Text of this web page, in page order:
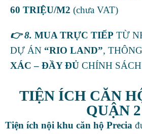
60 TRIỆU/M2 (chưa VAT)
👉 8. MUA TRỰC TIẾP TỪ
DỰ ÁN “RIO LAND”,
XÁC – ĐẦY ĐỦ CHÍNH SÁCH
TIỆN ÍCH CĂN
QUẬN 2
Tiện ích nội khu căn hộ Precia